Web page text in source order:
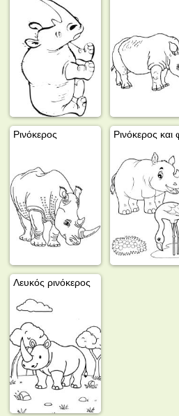
Ρινόκερος
Λευκός ρινόκερος